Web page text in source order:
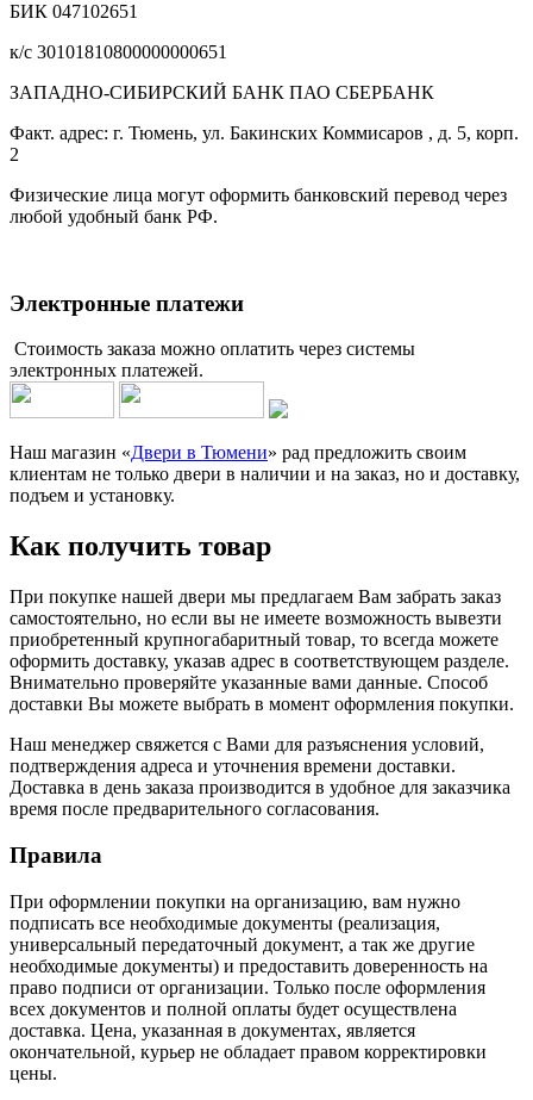
БИК 047102651
к/с 30101810800000000651
ЗАПАДНО-СИБИРСКИЙ БАНК ПАО СБЕРБАНК
Факт. адрес: г. Тюмень, ул. Бакинских Коммисаров , д. 5, корп.
2
Физические лица могут оформить банковский перевод через
любой удобный банк РФ.
Электронные платежи
Стоимость заказа можно оплатить через системы
электронных платежей.
Наш магазин «Двери в Тюмени» рад предложить своим
клиентам не только двери в наличии и на заказ, но и доставку,
подъем и установку.
Как получить товар
При покупке нашей двери мы предлагаем Вам забрать заказ
самостоятельно, но если вы не имеете возможность вывезти
приобретенный крупногабаритный товар, то всегда можете
оформить доставку, указав адрес в соответствующем разделе.
Внимательно проверяйте указанные вами данные. Способ
доставки Вы можете выбрать в момент оформления покупки.
Наш менеджер свяжется с Вами для разъяснения условий,
подтверждения адреса и уточнения времени доставки.
Доставка в день заказа производится в удобное для заказчика
время после предварительного согласования.
Правила
При оформлении покупки на организацию, вам нужно
подписать все необходимые документы (реализация,
универсальный передаточный документ, а так же другие
необходимые документы) и предоставить доверенность на
право подписи от организации. Только после оформления
всех документов и полной оплаты будет осуществлена
доставка. Цена, указанная в документах, является
окончательной, курьер не обладает правом корректировки
цены.